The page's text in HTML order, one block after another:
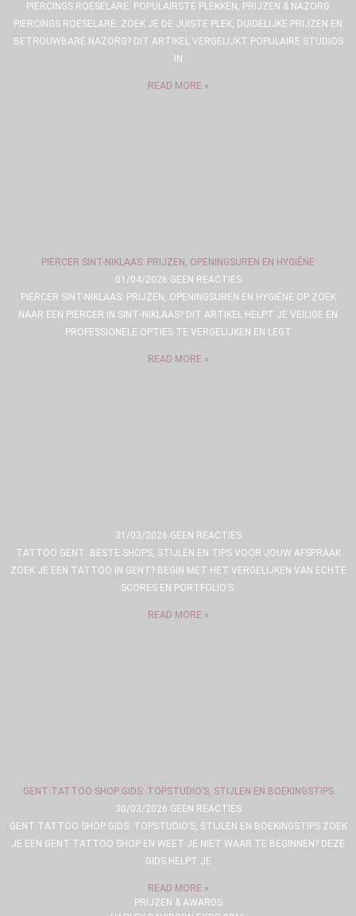
PIERCINGS ROESELARE: POPULAIRSTE PLEKKEN, PRIJZEN & NAZORG
PIERCINGS ROESELARE: ZOEK JE DE JUISTE PLEK, DUIDELIJKE PRIJZEN EN
BETROUWBARE NAZORG? DIT ARTIKEL VERGELIJKT POPULAIRE STUDIOS
IN
READ MORE »
PIERCER SINT-NIKLAAS: PRIJZEN, OPENINGSUREN EN HYGIËNE
01/04/2026 GEEN REACTIES
PIERCER SINT-NIKLAAS: PRIJZEN, OPENINGSUREN EN HYGIËNE OP ZOEK
NAAR EEN PIERCER IN SINT‑NIKLAAS? DIT ARTIKEL HELPT JE VEILIGE EN
PROFESSIONELE OPTIES TE VERGELIJKEN EN LEGT
READ MORE »
31/03/2026 GEEN REACTIES
TATTOO GENT: BESTE SHOPS, STIJLEN EN TIPS VOOR JOUW AFSPRAAK
ZOEK JE EEN TATTOO IN GENT? BEGIN MET HET VERGELIJKEN VAN ECHTE
SCORES EN PORTFOLIO’S.
READ MORE »
GENT TATTOO SHOP GIDS: TOPSTUDIO’S, STIJLEN EN BOEKINGSTIPS
30/03/2026 GEEN REACTIES
GENT TATTOO SHOP GIDS: TOPSTUDIO’S, STIJLEN EN BOEKINGSTIPS ZOEK
JE EEN GENT TATTOO SHOP EN WEET JE NIET WAAR TE BEGINNEN? DEZE
GIDS HELPT JE
READ MORE »
PRIJZEN & AWARDS